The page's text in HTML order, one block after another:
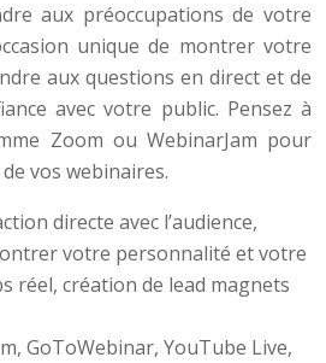
aux préoccupations de votre
unique de montrer votre
aux questions en direct et de
avec votre public. Pensez à
Zoom ou WebinarJam pour
vos webinaires.
directe avec l’audience,
votre personnalité et votre
réel, création de lead magnets
GoToWebinar, YouTube Live,